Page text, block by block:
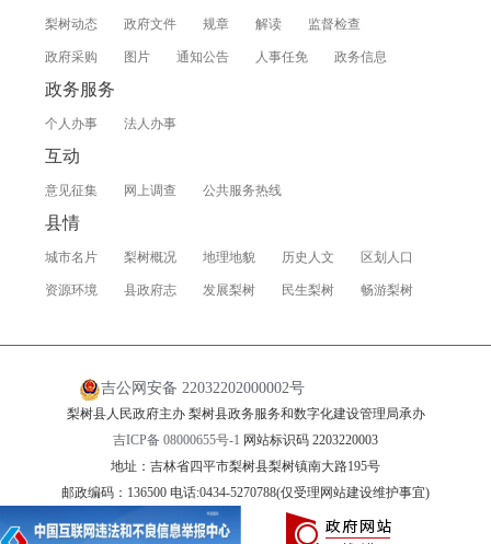
梨树动态 政府文件 规章 解读 监督检查
政府采购 图片 通知公告 人事任免 政务信息
政务服务
个人办事 法人办事
互动
意见征集 网上调查 公共服务热线
县情
城市名片 梨树概况 地理地貌 历史人文 区划人口
资源环境 县政府志 发展梨树 民生梨树 畅游梨树
吉公网安备 22032202000002号
梨树县人民政府主办 梨树县政务服务和数字化建设管理局承办
吉ICP备 08000655号-1 网站标识码 2203220003
地址：吉林省四平市梨树县梨树镇南大路195号
邮政编码：136500 电话:0434-5270788(仅受理网站建设维护事宜)